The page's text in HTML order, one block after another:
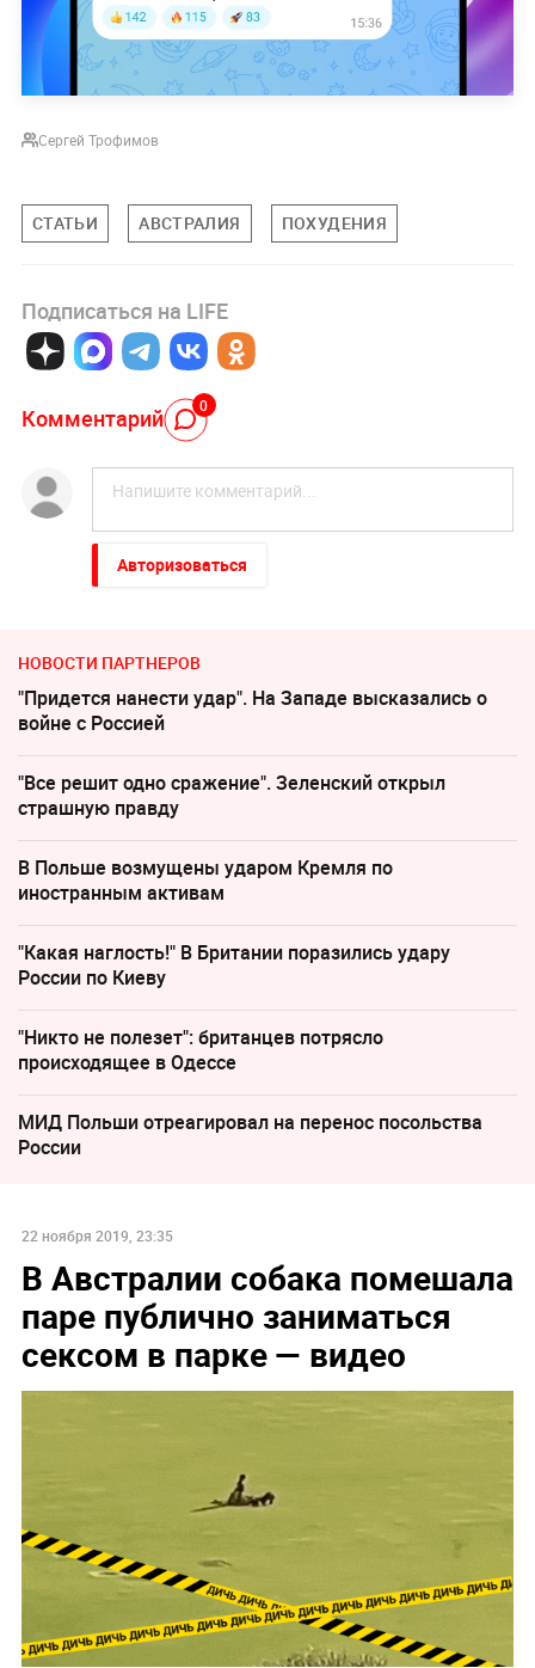
Сергей Трофимов
СТАТЬИ АВСТРАЛИЯ ПОХУДЕНИЯ
Подписаться на LIFE
Комментарий 0
Авторизоваться
НОВОСТИ ПАРТНЕРОВ
"Придется нанести удар". На Западе высказались о
войне с Россией
"Все решит одно сражение". Зеленский открыл
страшную правду
В Польше возмущены ударом Кремля по
иностранным активам
"Какая наглость!" В Британии поразились удару
России по Киеву
"Никто не полезет": британцев потрясло
происходящее в Одессе
МИД Польши отреагировал на перенос посольства
России
22 ноября 2019, 23:35
В Австралии собака помешала
паре публично заниматься
сексом в парке — видео